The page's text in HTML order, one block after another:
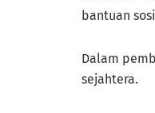
bantuan
Dalam
sejahtera.